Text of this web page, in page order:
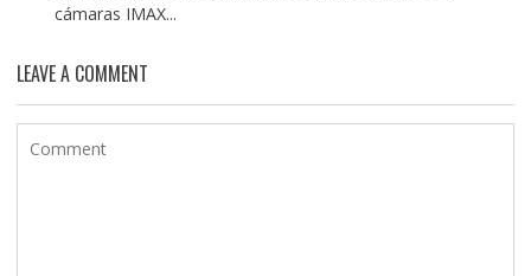
cámaras IMAX...
LEAVE A COMMENT